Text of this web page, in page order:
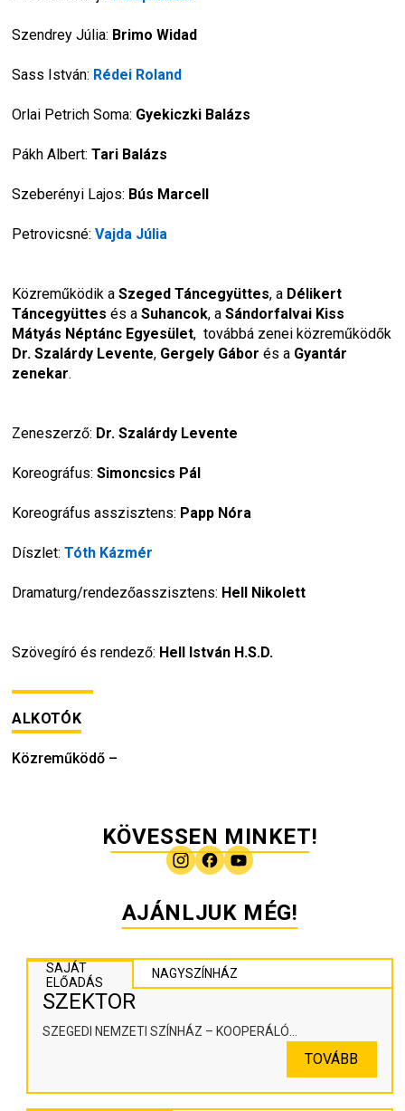
Szendrey Júlia: Brimo Widad
Sass István: Rédei Roland
Orlai Petrich Soma: Gyekiczki Balázs
Pákh Albert: Tari Balázs
Szeberényi Lajos: Bús Marcell
Petrovicsné: Vajda Júlia
Közreműködik a Szeged Táncegyüttes, a Délikert
Táncegyüttes és a Suhancok, a Sándorfalvai Kiss
Mátyás Néptánc Egyesület
Dr. Szalárdy Levente, Gergely Gábor és a Gyantár
zenekar.
Zeneszerző: Dr. Szalárdy Levente
Koreográfus: Simoncsics Pál
Koreográfus asszisztens: Papp Nóra
Díszlet: Tóth Kázmér
Dramaturg/rendezőasszisztens: Hell Nikolett
Szövegíró és rendező: Hell István H.S.D.
ALKOTÓK
Közreműködő –
KÖVESSEN MINKET!
AJÁNLJUK MÉG!
SAJÁT
ELŐADÁS
NAGYSZÍNHÁZ
SZEKTOR
SZEGEDI NEMZETI SZÍNHÁZ – KOOPERÁLÓ
TOVÁBB